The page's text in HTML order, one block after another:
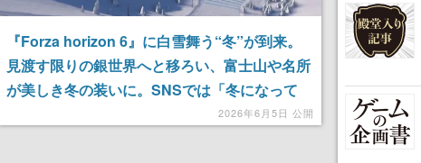
『Forza horizon 6』に白雪舞う“冬”が到来。
見渡す限りの銀世界へと移ろい、富士山や名所
が美しき冬の装いに。SNSでは「冬になって
た！」「マップが真っ白」「冬いいね」とコメ
2026年6月5日 公開